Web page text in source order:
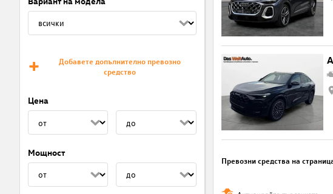
Добавете допълнително превозно
средство
Цена
Мощност
Превозни средства на